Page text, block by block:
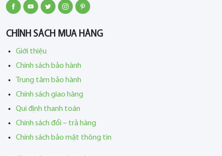
CHÍNH SÁCH MUA HÀNG
Giới thiệu
Chính sách bảo hành
Trung tâm bảo hành
Chính sách giao hàng
Qui định thanh toán
Chính sách đổi – trả hàng
Chính sách bảo mật thông tin